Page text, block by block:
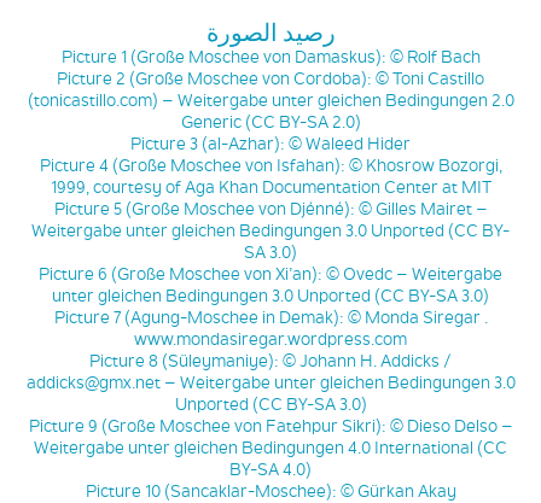
رصيد الصورة
Picture 1 (Große Moschee von Damaskus): © Rolf Bach
Picture 2 (Große Moschee von Cordoba): © Toni Castillo
(tonicastillo.com) – Weitergabe unter gleichen Bedingungen 2.0
Generic (CC BY-SA 2.0)
Picture 3 (al-Azhar): © Waleed Hider
Picture 4 (Große Moschee von Isfahan): © Khosrow Bozorgi,
1999, courtesy of Aga Khan Documentation Center at MIT
Picture 5 (Große Moschee von Djénné): © Gilles Mairet –
Weitergabe unter gleichen Bedingungen 3.0 Unported (CC BY-
SA 3.0)
Picture 6 (Große Moschee von Xi’an): © Ovedc – Weitergabe
unter gleichen Bedingungen 3.0 Unported (CC BY-SA 3.0)
Picture 7 (Agung-Moschee in Demak): © Monda Siregar .
www.mondasiregar.wordpress.com
Picture 8 (Süleymaniye): © Johann H. Addicks /
addicks@gmx.net – Weitergabe unter gleichen Bedingungen 3.0
Unported (CC BY-SA 3.0)
Picture 9 (Große Moschee von Fatehpur Sikri): © Dieso Delso –
Weitergabe unter gleichen Bedingungen 4.0 International (CC
BY-SA 4.0)
Picture 10 (Sancaklar-Moschee): © Gürkan Akay